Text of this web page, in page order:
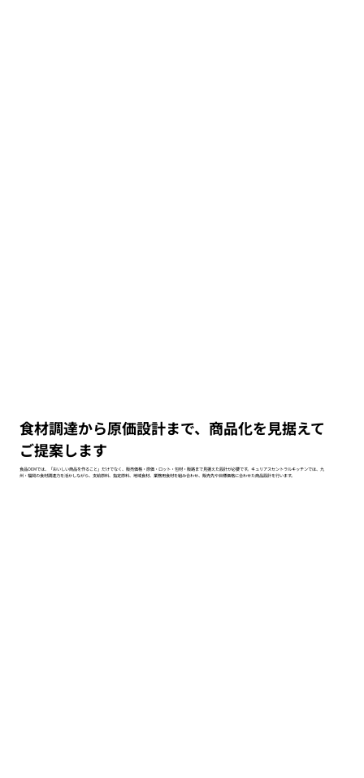
食材調達から原価設計まで、商品化を見据えて
ご提案します
食品OEMでは、「おいしい商品を作ること」だけでなく、販売価格・原価・ロット・包材・販路まで見据えた設計が必要です。キュリアスセントラルキッチンでは、九
州・福岡の食材調達力を活かしながら、支給原料、指定原料、地域食材、業務用食材を組み合わせ、販売先や目標価格に合わせた商品設計を行います。